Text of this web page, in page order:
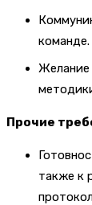
команде.
Желание
Прочие
также к